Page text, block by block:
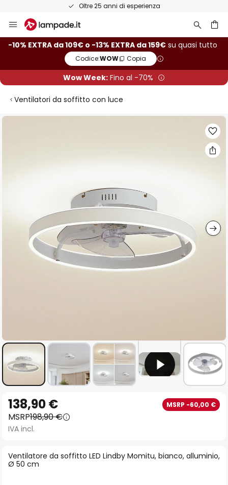
Oltre 25 anni di esperienza
Salta
al
contenuto
-10% EXTRA da 109€ o -13% EXTRA da 159€ su quasi tutto
Codice:WOW Copia
Wow Week: Fino al -70%
Ventilatori da soffitto con luce
Vai
all'inizio
della
galleria
immagini
Ventilatore da soffitto LED Lindby Momitu, bianco, alluminio,
Ø 50 cm
138,90 € MSRP -60,00 €
MSRP198,90 €
IVA incl.